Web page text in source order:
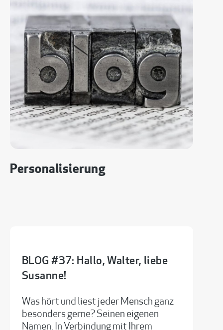
Personalisierung
BLOG #37: Hallo, Walter, liebe
Susanne!
Was hört und liest jeder Mensch ganz
besonders gerne? Seinen eigenen
Namen. In Verbindung mit Ihrem